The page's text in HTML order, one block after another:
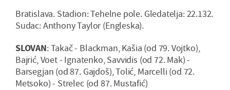
Bratislava. Stadion: Tehelne pole. Gledatelja: 22.132.
Sudac: Anthony Taylor (Engleska).
SLOVAN: Takač - Blackman, Kašia (od 79. Vojtko),
Bajrić, Voet - Ignatenko, Savvidis (od 72. Mak) -
Barsegjan (od 87. Gajdoš), Tolić, Marcelli (od 72.
Metsoko) - Strelec (od 87. Mustafić)